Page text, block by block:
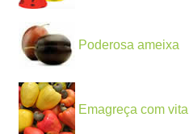
Poderosa ameixa
Emagreça com